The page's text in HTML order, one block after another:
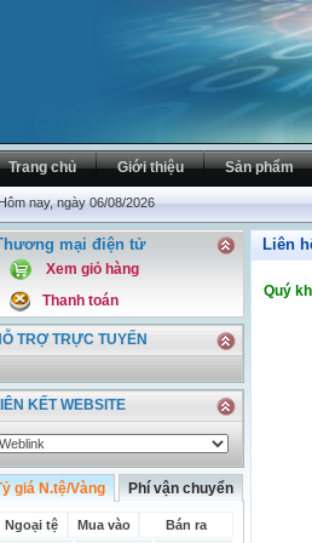
Trang chủ Giới thiệu Sản phẩm
nay, ngày 06/08/2026
mại điện tử
Xem giỏ hàng
Thanh toán
TRỢ TRỰC TUYẾN
KẾT WEBSITE
giá N.tệ/Vàng Phí vận chuyển
Ngoại tệ Mua vào
Bán ra
Liên
Quý